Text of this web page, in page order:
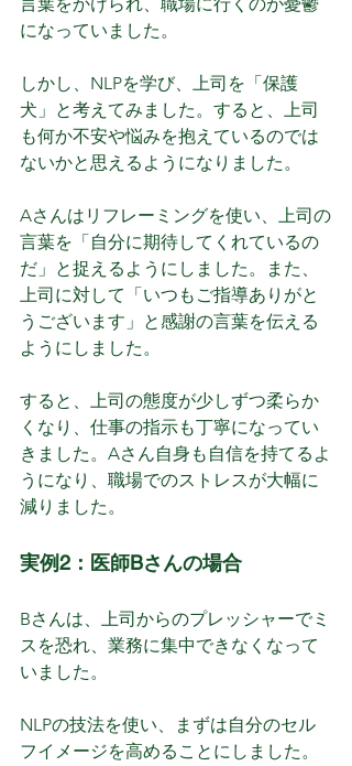
になっていました。
しかし、NLPを学び、上司を「保護
犬」と考えてみました。すると、上司
も何か不安や悩みを抱えているのでは
ないかと思えるようになりました。
Aさんはリフレーミングを使い、上司の
言葉を「自分に期待してくれているの
だ」と捉えるようにしました。また、
上司に対して「いつもご指導ありがと
うございます」と感謝の言葉を伝える
ようにしました。
すると、上司の態度が少しずつ柔らか
くなり、仕事の指示も丁寧になってい
きました。Aさん自身も自信を持てるよ
うになり、職場でのストレスが大幅に
減りました。
実例2：医師Bさんの場合
Bさんは、上司からのプレッシャーでミ
スを恐れ、業務に集中できなくなって
いました。
NLPの技法を使い、まずは自分のセル
フイメージを高めることにしました。